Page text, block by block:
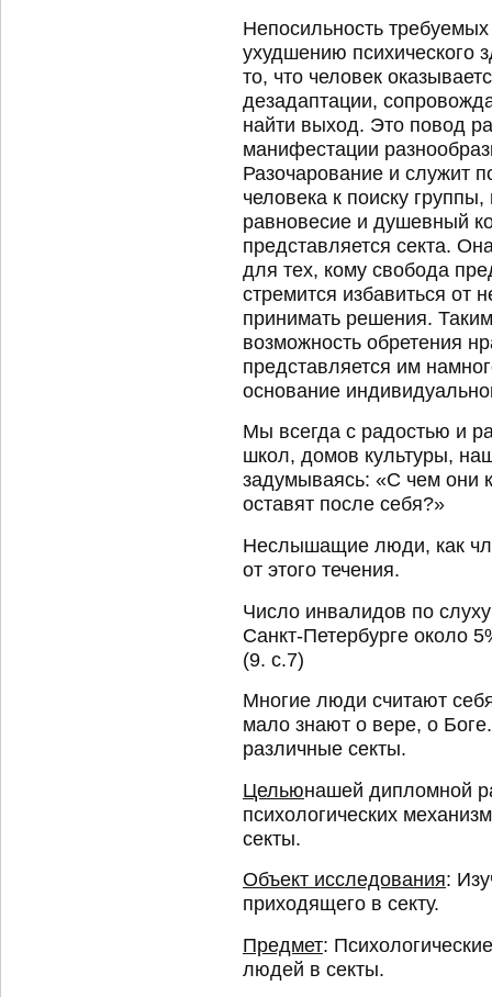
Непосильность
ухудшению психического
то, что человек
дезадаптации,
найти выход. Это повод
манифестации
Разочарование и
человека к поиску
равновесие и душевный
представляется секта.
для тех, кому свобода
стремится избавиться от
принимать решения.
возможность обретения
представляется им
основание
Мы всегда с радостью и
школ, домов культуры,
задумываясь: «С чем они
оставят после себя?»
Неслышащие люди, как
от этого течения.
Число инвалидов по
Санкт-Петербурге
(9. с.7)
Многие люди считают
мало знают о вере, о
различные секты.
Цельюнашей дипломной
психологических
секты.
Объект исследования:
приходящего в секту.
Предмет:
людей в секты.